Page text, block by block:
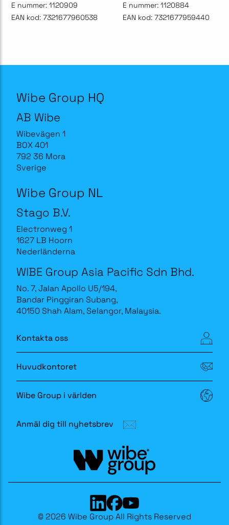
E nummer: 1120909
EAN kod: 7321677960538
E nummer: 1120884
EAN kod: 7321677959440
Wibe Group HQ
AB Wibe
Wibevägen 1
BOX 401
792 36 Mora
Sverige
Wibe Group NL
Stago B.V.
Electronweg 1
1627 LB Hoorn
Nederländerna
WIBE Group Asia Pacific Sdn Bhd.
No. 7, Jalan Apollo U5/194,
Bandar Pinggiran Subang,
40150 Shah Alam, Selangor, Malaysia.
Kontakta oss
Huvudkontoret
Wibe Group i världen
Anmäl dig till nyhetsbrev
© 2026 Wibe Group All Rights Reserved